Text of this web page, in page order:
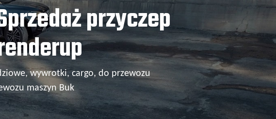
przyczep
wywrotki, cargo, do przewozu
maszyn Buk